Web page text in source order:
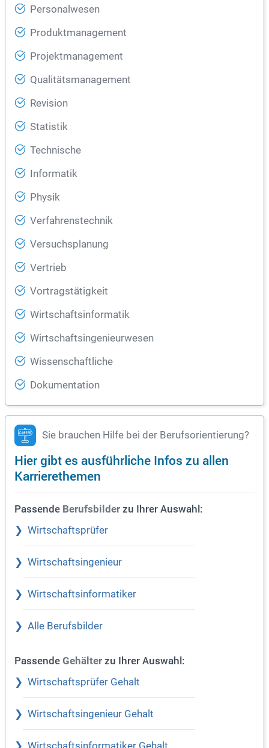
Personalwesen
Produktmanagement
Projektmanagement
Qualitätsmanagement
Revision
Statistik
Technische
Informatik
Physik
Verfahrenstechnik
Versuchsplanung
Vertrieb
Vortragstätigkeit
Wirtschaftsinformatik
Wirtschaftsingenieurwesen
Wissenschaftliche
Dokumentation
Sie brauchen Hilfe bei der Berufsorientierung?
Hier gibt es ausführliche Infos zu allen
Karrierethemen
Passende Berufsbilder zu Ihrer Auswahl:
Wirtschaftsprüfer
Wirtschaftsingenieur
Wirtschaftsinformatiker
Alle Berufsbilder
Passende Gehälter zu Ihrer Auswahl:
Wirtschaftsprüfer Gehalt
Wirtschaftsingenieur Gehalt